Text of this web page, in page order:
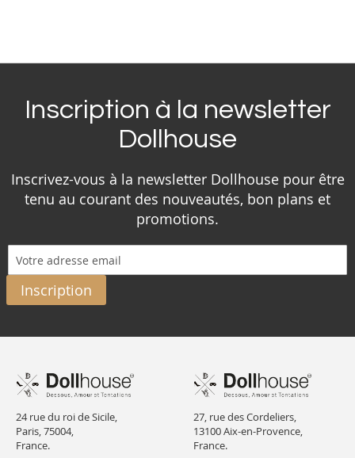
Inscription à la newsletter
Dollhouse
Inscrivez-vous à la newsletter Dollhouse pour être
tenu au courant des nouveautés, bon plans et
promotions.
Inscription
24 rue du roi de Sicile,
Paris, 75004,
France.
27, rue des Cordeliers,
13100 Aix-en-Provence,
France.